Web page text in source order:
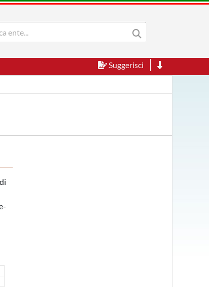
Suggerisci